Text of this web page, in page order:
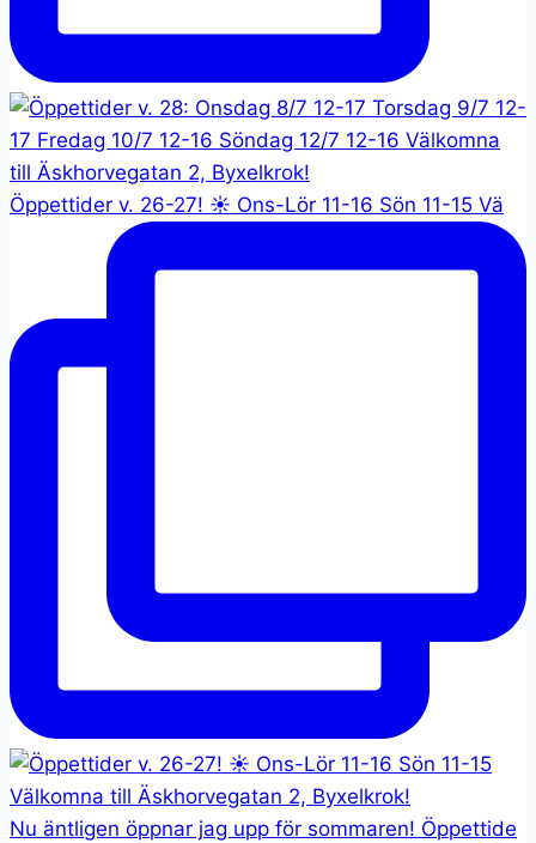
Öppettider v. 26-27! ☀️ Ons-Lör 11-16 Sön 11-15 Vä
Nu äntligen öppnar jag upp för sommaren! Öppettide